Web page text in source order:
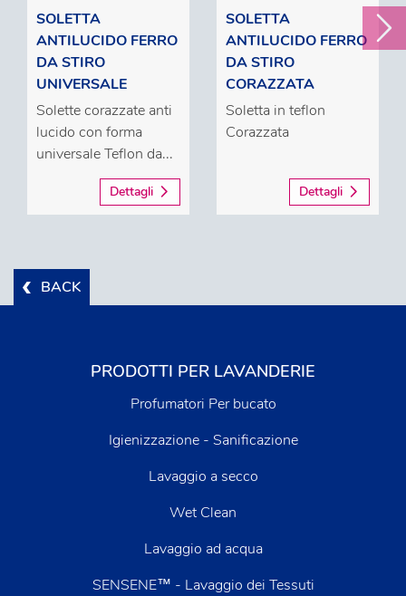
SOLETTA
ANTILUCIDO FERRO
DA STIRO
UNIVERSALE
Solette corazzate anti
lucido con forma
universale Teflon da...
Dettagli
SOLETTA
ANTILUCIDO FERRO
DA STIRO
CORAZZATA
Soletta in teflon
Corazzata
Dettagli
BACK
PRODOTTI PER LAVANDERIE
Profumatori Per bucato
Igienizzazione - Sanificazione
Lavaggio a secco
Wet Clean
Lavaggio ad acqua
SENSENE™ - Lavaggio dei Tessuti